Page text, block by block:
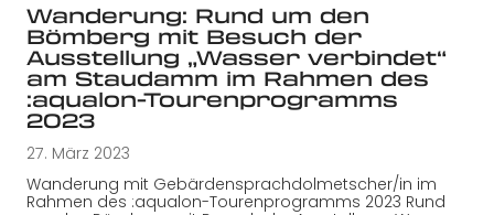
Wanderung: Rund um den
Bömberg mit Besuch der
Ausstellung „Wasser verbindet“
am Staudamm im Rahmen des
:aqualon-Tourenprogramms
2023
27. März 2023
Wanderung mit Gebärdensprachdolmetscher/in im
Rahmen des :aqualon-Tourenprogramms 2023 Rund